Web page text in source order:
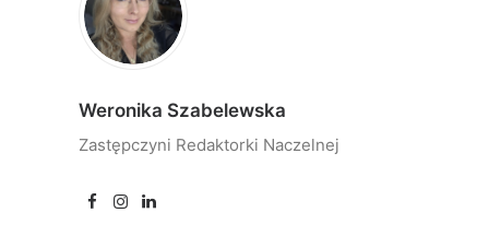
Weronika Szabelewska
Zastępczyni Redaktorki Naczelnej